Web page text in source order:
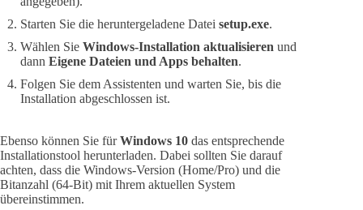
Starten Sie die heruntergeladene Datei setup.exe.
Wählen Sie Windows-Installation aktualisieren und
dann Eigene Dateien und Apps behalten.
Folgen Sie dem Assistenten und warten Sie, bis die
Installation abgeschlossen ist.
Ebenso können Sie fürWindows 10 das entsprechende
Installationstool herunterladen. Dabei sollten Sie darauf
achten, dass die Windows-Version (Home/Pro) und die
Bitanzahl (64-Bit) mit Ihrem aktuellen System
übereinstimmen.